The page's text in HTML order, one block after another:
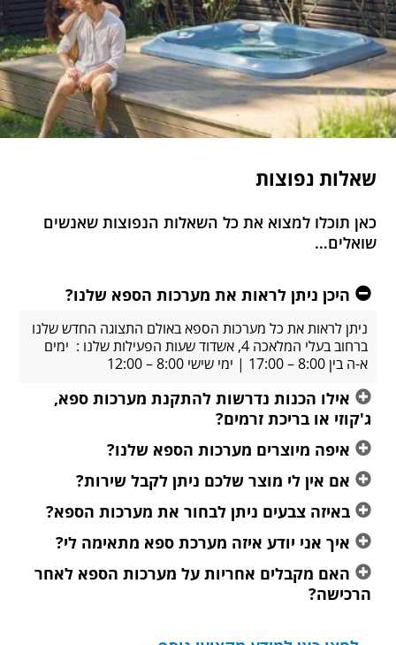
שאלות נפוצות
כאן תוכלו למצוא את כל השאלות הנפוצות שאנשים
שואלים…
היכן ניתן לראות את מערכות הספא שלנו?
ניתן לראות את כל מערכות הספא באולם התצוגה החדש שלנו
ברחוב בעלי המלאכה 4, אשדוד שעות הפעילות שלנו : ימים
א-ה בין 8:00 – 17:00 | ימי שישי 8:00 – 12:00
אילו הכנות נדרשות להתקנת מערכות ספא,
ג'קוזי או בריכת זרמים?
איפה מיוצרים מערכות הספא שלנו?
אם אין לי מוצר שלכם ניתן לקבל שירות?
באיזה צבעים ניתן לבחור את מערכות הספא?
איך אני יודע איזה מערכת ספא מתאימה לי?
האם מקבלים אחריות על מערכות הספא לאחר
הרכישה?